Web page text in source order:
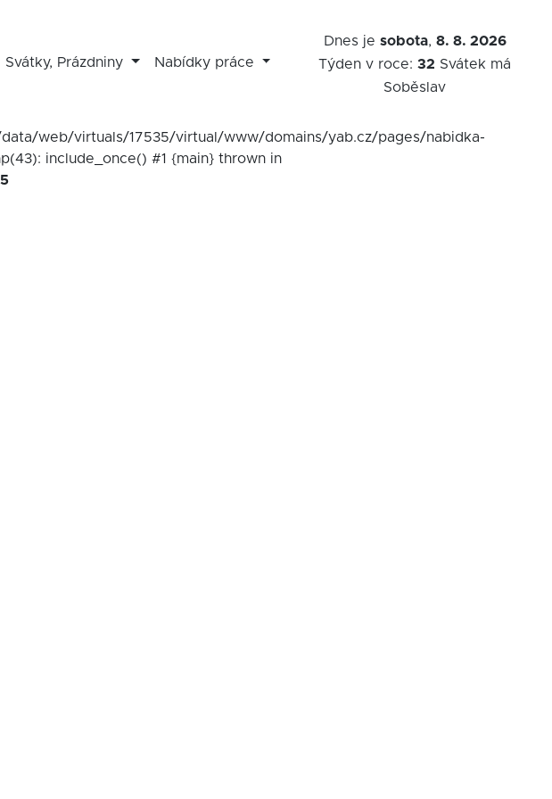
Svátky, Prázdniny Nabídky práce
Dnes je sobota, 8. 8. 2026
Týden v roce:32 Svátek má
Soběslav
web/virtuals/17535/virtual/www/domains/yab.cz/pages/nabidka-
include_once() #1 {main} thrown in